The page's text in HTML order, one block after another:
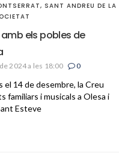
, SANT ANDREU DE LA
els pobles de
2024 a les 18:00 0
el 14 de desembre, la Creu
familiars i musicals a Olesa i
Esteve